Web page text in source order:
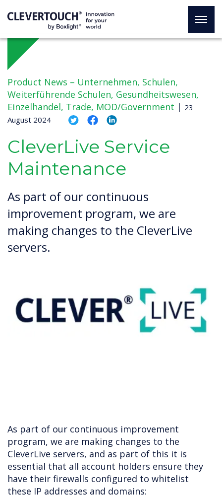
Product News – Unternehmen, Schulen,
Weiterführende Schulen, Gesundheitswesen,
Einzelhandel, Trade, MOD/Government | 23
August 2024
CleverLive Service
Maintenance
As part of our continuous
improvement program, we are
making changes to the CleverLive
servers.
As part of our continuous improvement
program, we are making changes to the
CleverLive servers, and as part of this it is
essential that all account holders ensure they
have their firewalls configured to whitelist
these IP addresses and domains: